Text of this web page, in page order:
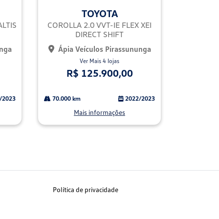
lhe
TOYOTA
COROLLA 2.0 VVT-IE FLEX XEI
DIRECT SHIFT
Ápia Veículos Pirassununga
Ver Mais 4 lojas
R$ 125.900,00
70.000 km 2022/2023
Mais informações
Política de privacidade